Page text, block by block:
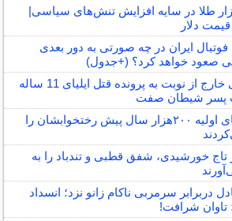
طلا در سایه افزایش تنش‌های سیاسی|
دلار
فوتبال ایران در چه صورتی به دور بعدی
صعود خواهد کرد؟ (+جدول)
رسیدگی خارج از نوبت به پرونده قتل ایلیای 11 ساله
پسر شیطان صفت
انسان‌های اولیه ۲۰۰هزار سال پیش رختخوابشان را
تاج خورشیدی، شفق قطبی و تندباد را به
دربرابر سرمربی ناکام زانو نزد؛ انسداد
تاوان شرافت!